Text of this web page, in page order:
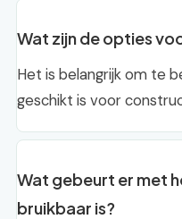
Wat zijn de opties
Het is belangrijk om te
geschikt is voor
Wat gebeurt er met
bruikbaar is?